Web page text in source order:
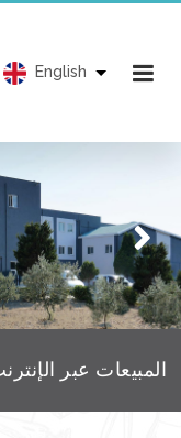
English
المبيعات عبر